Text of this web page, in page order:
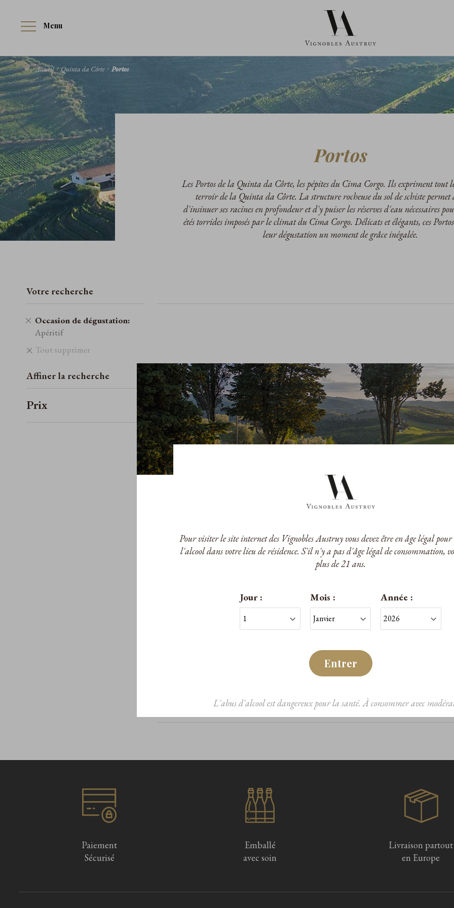
Pour visiter le site internet des Vignobles Austruy vous devez être en âge légal
l'alcool dans votre lieu de résidence. S'il n'y a pas d'âge légal de consommation,
plus de 21 ans.
Jour : Mois : Année :
Entrer
L'abus d'alcool est dangereux pour la santé. À consommer avec
Menu
Portos
Les Portos de la Quinta da Côrte, les pépites du Cima Corgo. Ils expriment tout
terroir de la Quinta da Côrte. La structure rocheuse du sol de schiste permet
d'insinuer ses racines en profondeur et d'y puiser les réserves d'eau nécessaires
étés torrides imposés par le climat du Cima Corgo. Délicats et élégants, ces
leur dégustation un moment de grâce inégalée.
Accueil Quinta da Côrte Portos
Quinta da Côrte
75cl
/Coffret
Quinta da Côrte
Tawny 20 ans avec étui
75cl
68,00 €/Coffret
Votre recherche
Occasion de dégustation
Apéritif
Retirer
cet
Tout supprimer
Affiner la recherche
Prix
Paiement
Sécurisé
Emballé
avec soin
Livraison partout
en Europe